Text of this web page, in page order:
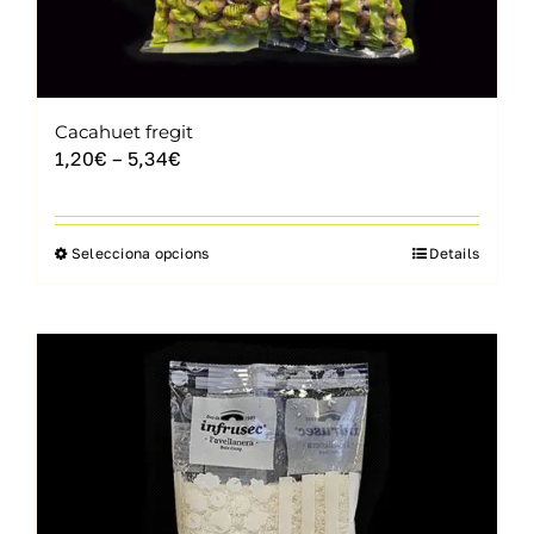
Cacahuet fregit
1,20€ – 5,34€
preus:
1,20€
Selecciona opcionsAquest
variants.
Les
opcions
es
poden
Details